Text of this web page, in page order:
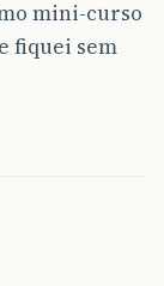
mini-curso
fiquei sem